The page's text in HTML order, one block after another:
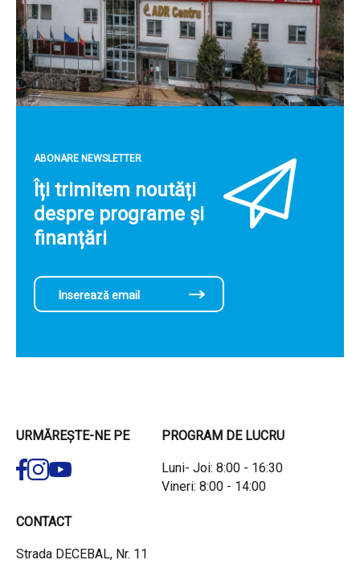
ABONARE NEWSLETTER
Îți trimitem noutăți
despre programe și
finanțări
URMĂREȘTE-NE PE PROGRAM DE LUCRU
Luni- Joi: 8:00 - 16:30
Vineri: 8:00 - 14:00
CONTACT
Strada DECEBAL, Nr. 11